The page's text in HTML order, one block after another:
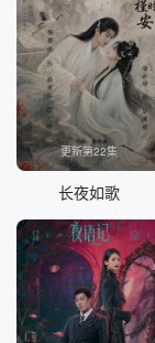
更新第22集
长夜如歌